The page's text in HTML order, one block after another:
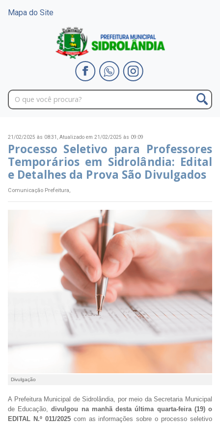
Mapa do Site
21/02/2025 às 08:31, Atualizado em 21/02/2025 às 09:09
Processo Seletivo para Professores
Temporários em Sidrolândia: Edital
e Detalhes da Prova São Divulgados
Comunicação Prefeitura,
Divulgação
A Prefeitura Municipal de Sidrolândia, por meio da Secretaria Municipal
de Educação,divulgou na manhã desta última quarta-feira (19) o
EDITAL N.º 011/2025com as informações sobre o processo seletivo